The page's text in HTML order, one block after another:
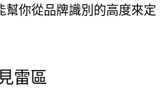
幫你從品牌識別的高度來定
雷區